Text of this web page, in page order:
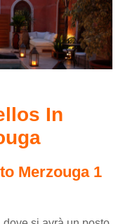
In
Merzouga 1